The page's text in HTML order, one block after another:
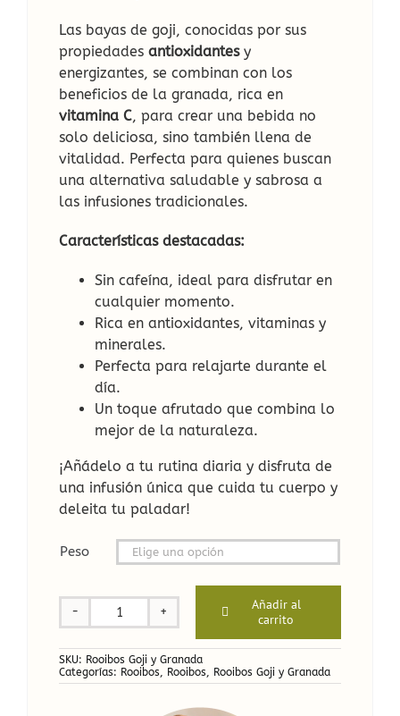
Las bayas de goji, conocidas por sus
propiedades antioxidantesy
energizantes, se combinan con los
beneficios de la granada, rica en
vitamina C, para crear una bebida no
solo deliciosa, sino también llena de
vitalidad. Perfecta para quienes buscan
una alternativa saludable y sabrosa a
las infusiones tradicionales.
Características destacadas:
Sin cafeína, ideal para disfrutar en
cualquier momento.
Rica en antioxidantes, vitaminas y
minerales.
Perfecta para relajarte durante el
día.
Un toque afrutado que combina lo
mejor de la naturaleza.
¡Añádelo a tu rutina diaria y disfruta de
una infusión única que cuida tu cuerpo y
deleita tu paladar!
Peso
Rooibos
y
Granada
Añadir al
carrito
SKU: Rooibos Goji y Granada
Categorías: Rooibos, Rooibos, Rooibos Goji y Granada